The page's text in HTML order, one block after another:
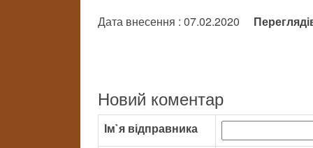
Дата внесення : 07.02.2020
Новий коментар
Ім`я відправника